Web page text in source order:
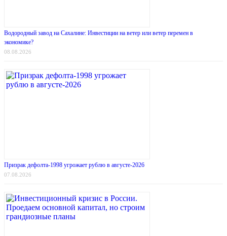
Водородный завод на Сахалине: Инвестиции на ветер или ветер перемен в
экономике?
08.08.2026
Призрак дефолта-1998 угрожает рублю в августе-2026
07.08.2026